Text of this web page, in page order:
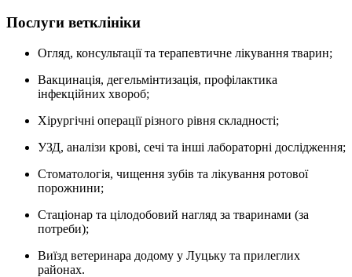
Послуги ветклініки
Огляд, консультації та терапевтичне лікування тварин;
Вакцинація, дегельмінтизація, профілактика
інфекційних хвороб;
Хірургічні операції різного рівня складності;
УЗД, аналізи крові, сечі та інші лабораторні дослідження;
Стоматологія, чищення зубів та лікування ротової
порожнини;
Стаціонар та цілодобовий нагляд за тваринами (за
потреби);
Виїзд ветеринара додому у Луцьку та прилеглих
районах.